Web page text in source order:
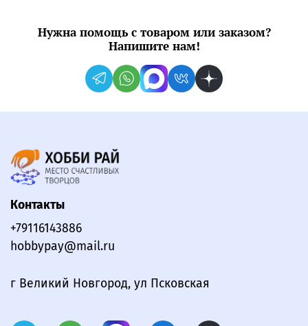
Нужна помощь с товаром или заказом?
Напишите нам!
Контакты
+79116143886
hobbypay@mail.ru
г Великий Новгород, ул Псковская